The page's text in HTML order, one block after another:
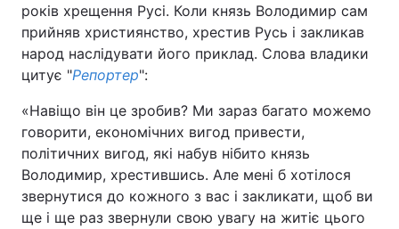
років хрещення Русі. Коли князь Володимир сам
прийняв християнство, хрестив Русь і закликав
народ наслідувати його приклад. Слова владики
цитує "Репортер":
«Навіщо він це зробив? Ми зараз багато можемо
говорити, економічних вигод привести,
політичних вигод, які набув нібито князь
Володимир, хрестившись. Але мені б хотілося
звернутися до кожного з вас і закликати, щоб ви
ще і ще раз звернули свою увагу на житіє цього